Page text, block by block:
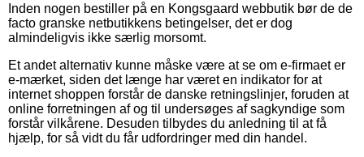
Inden nogen bestiller på en Kongsgaard webbutik bør de de
facto granske netbutikkens betingelser, det er dog
almindeligvis ikke særlig morsomt.
Et andet alternativ kunne måske være at se om e-firmaet er
e-mærket, siden det længe har været en indikator for at
internet shoppen forstår de danske retningslinjer, foruden at
online forretningen af og til undersøges af sagkyndige som
forstår vilkårene. Desuden tilbydes du anledning til at få
hjælp, for så vidt du får udfordringer med din handel.